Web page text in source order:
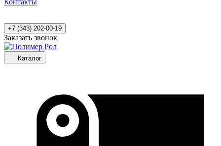
Контакты
+7 (343) 202-00-19
Заказать звонок
Каталог